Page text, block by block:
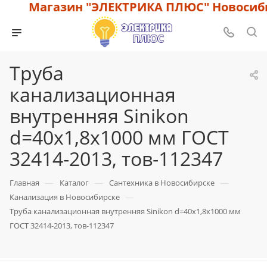
Магазин "ЭЛЕКТРИКА ПЛЮС"
Труба
канализационная
внутренняя Sinikon
d=40х1,8х1000 мм ГОСТ
32414-2013, тов-112347
Главная — Каталог — Сантехника в Новосибирске —
Канализация в Новосибирске —
Труба канализационная внутренняя Sinikon d=40х1,8х1000 мм
ГОСТ 32414-2013, тов-112347